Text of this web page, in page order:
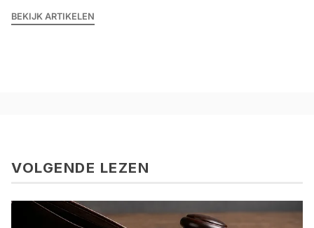
BEKIJK ARTIKELEN
VOLGENDE LEZEN